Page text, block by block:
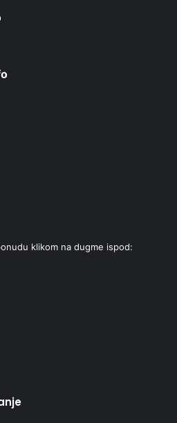
klikom na dugme ispod: